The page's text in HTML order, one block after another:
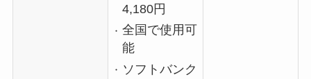
4,180円
全国で使用可
能
ソフトバンク